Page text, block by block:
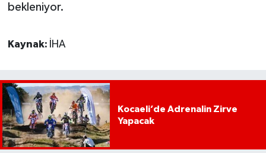
bekleniyor.
Kaynak: İHA
Kocaeli’de Adrenalin Zirve
Yapacak